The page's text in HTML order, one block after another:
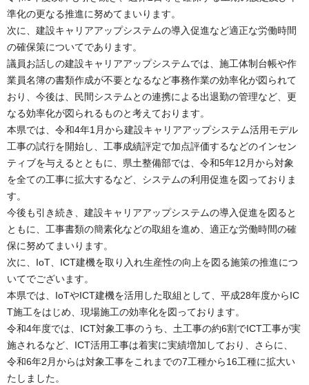
準化の更なる推進に努めてまいります。
次に、建設キャリアアップシステムの導入促進など適正な労働時間
の確保策についてであります。
議員お話しの建設キャリアアップシステムでは、施工体制台帳や作
業員名簿の書類作成が不要となるなど事務作業の効率化が図られて
おり、今後は、民間システムとの連携による出退勤の管理など、更
なる効率化が図られるものと考えております。
本県では、令和4年1月から建設キャリアアップシステム活用モデル
工事の試行を開始し、工事成績評定で加点評価するなどのインセン
ティブを与えるとともに、県土整備部では、令和5年12月から対象
を全ての工事に拡大するなど、システムの利用促進を図っておりま
す。
今後も引き続き、建設キャリアアップシステムの導入促進を図ると
ともに、工事書類の簡素化などの取組を進め、適正な労働時間の確
保に努めてまいります。
次に、IoT、ICT建機を取り入れ生産性の向上を図る施策の推進につ
いてでございます。
本県では、IoTやICT建機を活用した取組として、平成28年度からIC
T施工をはじめ、現場施工の効率化を図っております。
令和4年度では、ICT対象工事のうち、土工事の約6割でICT工事が実
施されるなど、ICT活用工事は着実に実績増加しており、さらに、
令和6年2月からは対象工事をこれまでの7工種から16工種に拡大い
たしました。